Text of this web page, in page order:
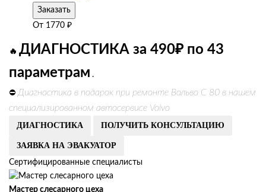
Заказать
От 1770 ₽
🔥 ДИАГНОСТИКА за 490₽ по 43
параметрам .
⛔ Диагностика в подарок при ремонте Вольво С 80 в нашем
специализированном автосервисе Volvo
ДИАГНОСТИКА ПОЛУЧИТЬ КОНСУЛЬТАЦИЮ
ЗАЯВКА НА ЭВАКУАТОР
Сертифицированные специалисты
Мастер слесарного цеха